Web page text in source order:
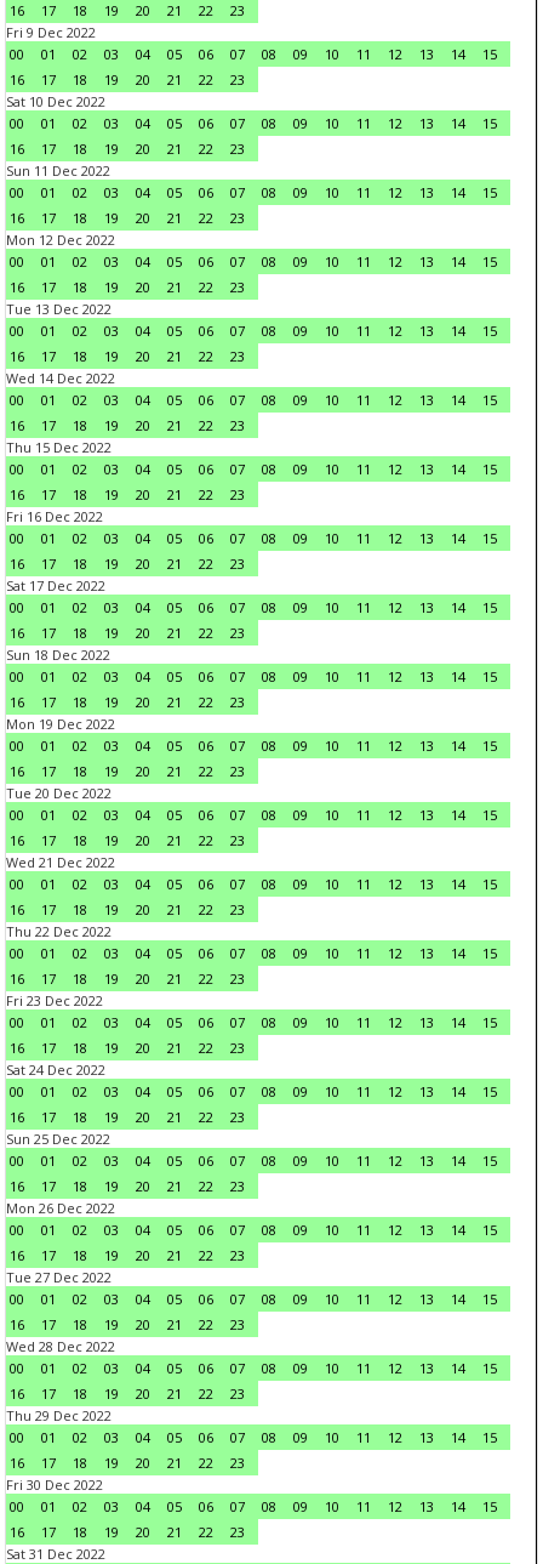
16
17 18 19 20 21 22
23
Fri 9 Dec 2022
00
01 02 03 04 05 06 07 08 09 10 11 12 13 14
15
16
17 18 19 20 21 22
23
Sat 10 Dec 2022
00
01 02 03 04 05 06 07 08 09 10 11 12 13 14
15
16
17 18 19 20 21 22
23
Sun 11 Dec 2022
00
01 02 03 04 05 06 07 08 09 10 11 12 13 14
15
16
17 18 19 20 21 22
23
Mon 12 Dec 2022
00
01 02 03 04 05 06 07 08 09 10 11 12 13 14
15
16
17 18 19 20 21 22
23
Tue 13 Dec 2022
00
01 02 03 04 05 06 07 08 09 10 11 12 13 14
15
16
17 18 19 20 21 22
23
Wed 14 Dec 2022
00
01 02 03 04 05 06 07 08 09 10 11 12 13 14
15
16
17 18 19 20 21 22
23
Thu 15 Dec 2022
00
01 02 03 04 05 06 07 08 09 10 11 12 13 14
15
16
17 18 19 20 21 22
23
Fri 16 Dec 2022
00
01 02 03 04 05 06 07 08 09 10 11 12 13 14
15
16
17 18 19 20 21 22
23
Sat 17 Dec 2022
00
01 02 03 04 05 06 07 08 09 10 11 12 13 14
15
16
17 18 19 20 21 22
23
Sun 18 Dec 2022
00
01 02 03 04 05 06 07 08 09 10 11 12 13 14
15
16
17 18 19 20 21 22
23
Mon 19 Dec 2022
00
01 02 03 04 05 06 07 08 09 10 11 12 13 14
15
16
17 18 19 20 21 22
23
Tue 20 Dec 2022
00
01 02 03 04 05 06 07 08 09 10 11 12 13 14
15
16
17 18 19 20 21 22
23
Wed 21 Dec 2022
00
01 02 03 04 05 06 07 08 09 10 11 12 13 14
15
16
17 18 19 20 21 22
23
Thu 22 Dec 2022
00
01 02 03 04 05 06 07 08 09 10 11 12 13 14
15
16
17 18 19 20 21 22
23
Fri 23 Dec 2022
00
01 02 03 04 05 06 07 08 09 10 11 12 13 14
15
16
17 18 19 20 21 22
23
Sat 24 Dec 2022
00
01 02 03 04 05 06 07 08 09 10 11 12 13 14
15
16
17 18 19 20 21 22
23
Sun 25 Dec 2022
00
01 02 03 04 05 06 07 08 09 10 11 12 13 14
15
16
17 18 19 20 21 22
23
Mon 26 Dec 2022
00
01 02 03 04 05 06 07 08 09 10 11 12 13 14
15
16
17 18 19 20 21 22
23
Tue 27 Dec 2022
00
01 02 03 04 05 06 07 08 09 10 11 12 13 14
15
16
17 18 19 20 21 22
23
Wed 28 Dec 2022
00
01 02 03 04 05 06 07 08 09 10 11 12 13 14
15
16
17 18 19 20 21 22
23
Thu 29 Dec 2022
00
01 02 03 04 05 06 07 08 09 10 11 12 13 14
15
16
17 18 19 20 21 22
23
Fri 30 Dec 2022
00
01 02 03 04 05 06 07 08 09 10 11 12 13 14
15
16
17 18 19 20 21 22
23
Sat 31 Dec 2022